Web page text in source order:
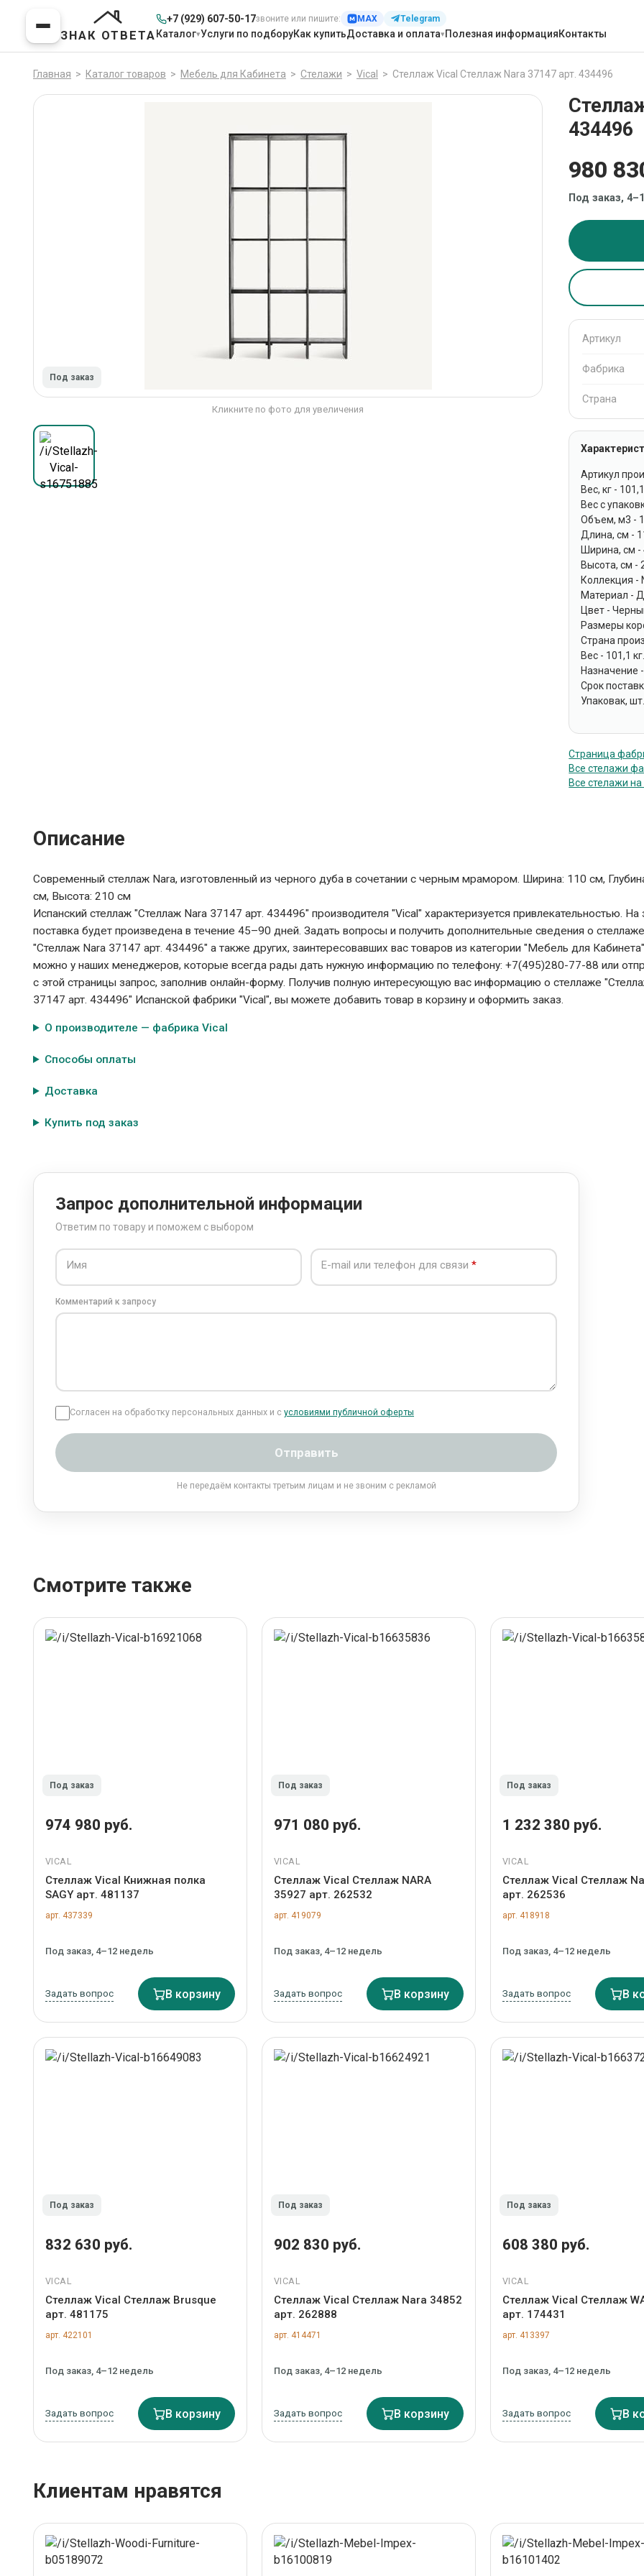
ЗНАК ОТВЕТА
+7 (929) 607-50-17звоните или пишите: MAX Telegram
Каталог Услуги по подборуКак купитьДоставка и оплата Полезная информацияКонтакты
Главная > Каталог товаров > Мебель для Кабинета > Стелажи > Vical > Стеллаж Vical Стеллаж Nara 37147 арт. 434496
Под заказ
Кликните по фото для увеличения
434496
980
Под заказ,
Артикул
Фабрика
Страна
Артикул
Вес, кг - 101,1
Вес с
Объем, м3 -
Длина, см -
Ширина, см -
Высота, см -
Коллекция -
Материал -
Цвет -
Размеры
Страна
Вес - 101,1 кг.
Назначение
Срок
Упаковак,
Страница
Все стелажи
Все стелажи на
Описание
Современный стеллаж Nara, изготовленный из черного дуба в сочетании с черным мрамором. Ширина: 110 см,
см, Высота: 210 см
Испанский стеллаж "Стеллаж Nara 37147 арт. 434496" производителя "Vical" характеризуется привлекательностью. На
поставка будет произведена в течение 45–90 дней. Задать вопросы и получить дополнительные сведения о стеллаже
"Стеллаж Nara 37147 арт. 434496" а также других, заинтересовавших вас товаров из категории "Мебель для
можно у наших менеджеров, которые всегда рады дать нужную информацию по телефону: +7(495)280-77-88 или
с этой страницы запрос, заполнив онлайн-форму. Получив полную интересующую вас информацию о стеллаже
37147 арт. 434496" Испанской фабрики "Vical", вы можете добавить товар в корзину и оформить заказ.
О производителе — фабрика Vical
Способы оплаты
Доставка
Купить под заказ
Запрос дополнительной информации
Ответим по товару и поможем с выбором
Имя E-mail или телефон для связи
Комментарий к запросу
Согласен на обработку персональных данных и с условиями публичной оферты
Отправить
Не передаём контакты третьим лицам и не звоним с рекламой
Смотрите также
Под заказ
974 980 руб.
VICAL
Стеллаж Vical Книжная полка
SAGY арт. 481137
арт. 437339
Под заказ, 4–12 недель
Задать вопрос В корзину
Под заказ
971 080 руб.
VICAL
Стеллаж Vical Стеллаж NARA
35927 арт. 262532
арт. 419079
Под заказ, 4–12 недель
Задать вопрос В корзину
Под заказ
1 232 380 руб.
VICAL
Стеллаж Vical Стеллаж
арт. 262536
арт. 418918
Под заказ, 4–12 недель
Задать вопрос В
Под заказ
832 630 руб.
VICAL
Стеллаж Vical Стеллаж Brusque
арт. 481175
арт. 422101
Под заказ, 4–12 недель
Задать вопрос В корзину
Под заказ
902 830 руб.
VICAL
Стеллаж Vical Стеллаж Nara 34852
арт. 262888
арт. 414471
Под заказ, 4–12 недель
Задать вопрос В корзину
Под заказ
608 380 руб.
VICAL
Стеллаж Vical Стеллаж
арт. 174431
арт. 413397
Под заказ, 4–12 недель
Задать вопрос В
Клиентам нравятся